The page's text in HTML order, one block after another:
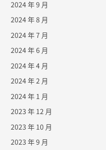
2024 年 9 月
2024 年 8 月
2024 年 7 月
2024 年 6 月
2024 年 4 月
2024 年 2 月
2024 年 1 月
2023 年 12 月
2023 年 10 月
2023 年 9 月